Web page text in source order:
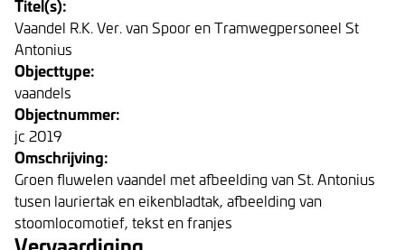
Titel(s):
Vaandel R.K. Ver. van Spoor en Tramwegpersoneel St
Antonius
Objecttype:
vaandels
Objectnummer:
jc 2019
Omschrijving:
Groen fluwelen vaandel met afbeelding van St. Antonius
tusen lauriertak en eikenbladtak, afbeelding van
stoomlocomotief, tekst en franjes